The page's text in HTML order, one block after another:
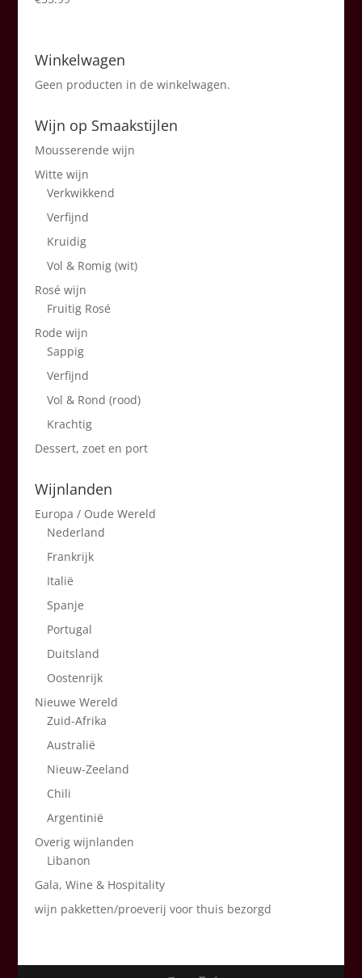
Winkelwagen
Geen producten in de winkelwagen.
Wijn op Smaakstijlen
Mousserende wijn
Witte wijn
Verkwikkend
Verfijnd
Kruidig
Vol & Romig (wit)
Rosé wijn
Fruitig Rosé
Rode wijn
Sappig
Verfijnd
Vol & Rond (rood)
Krachtig
Dessert, zoet en port
Wijnlanden
Europa / Oude Wereld
Nederland
Frankrijk
Italië
Spanje
Portugal
Duitsland
Oostenrijk
Nieuwe Wereld
Zuid-Afrika
Australië
Nieuw-Zeeland
Chili
Argentinië
Overig wijnlanden
Libanon
Gala, Wine & Hospitality
wijn pakketten/proeverij voor thuis bezorgd